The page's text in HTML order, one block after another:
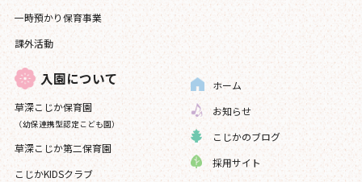
一時預かり保育事業
課外活動
入園について
草深こじか保育園
（幼保連携型認定こども園）
草深こじか第二保育園
こじかKIDSクラブ
ホーム
お知らせ
こじかのブログ
採用サイト